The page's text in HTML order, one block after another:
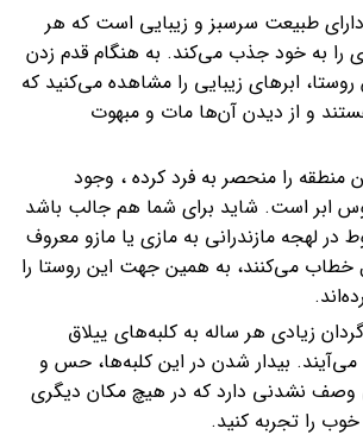
طبیعت سرسبز و زیبایی است که هر
را به خود جذب می‌کند. به هنگام قدم زدن
ابرهای زیبایی را مشاهده می‌کنید که
و از دیدن آن‌ها مات و مبهوت
منطقه را منحصر به فرد کرده ، وجود
ابر است. شاید برای شما هم جالب باشد
در لهجه مازندرانی به مازی یا مازو معروف
خطاب می‌کنند، به همین جهت این روستا را
زیادی هر ساله به کلبه‌های ییلاق
می‌آیند. بیدار شدن در این کلبه‌ها، حس و
نشدنی دارد که در هیچ مکان دیگری
را تجربه کنید.